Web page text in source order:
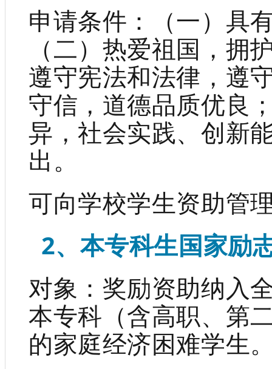
申请条件：（一）具
（二）热爱祖国，拥
遵守宪法和法律，遵
守信，道德品质优良
异，社会实践、创新
出。
可向学校学生资助管
2、本专科生国家励
对象：奖励资助纳入
本专科（含高职、第
的家庭经济困难学生